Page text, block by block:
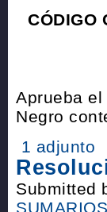
CÓDIGO
Aprueba
Negro
1 adjunto
Submitted